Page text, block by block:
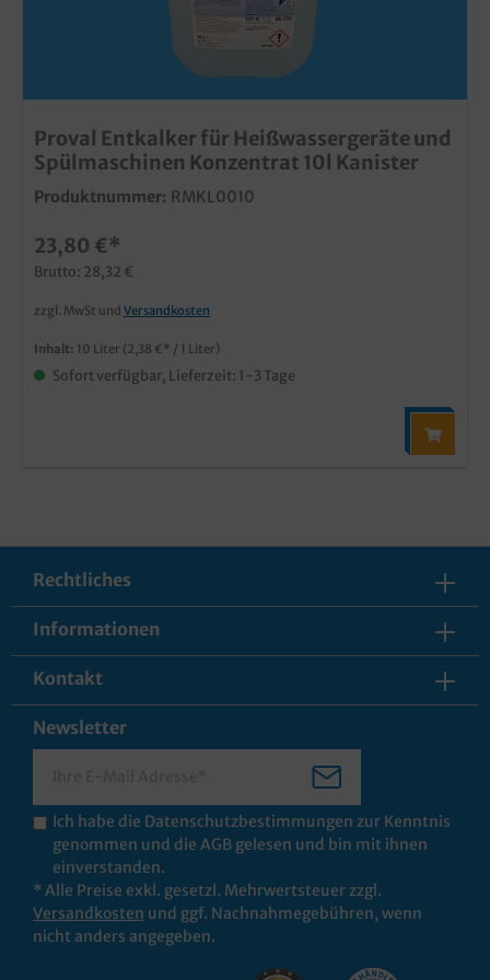
Proval Entkalker für Heißwassergeräte und
Spülmaschinen Konzentrat 10l Kanister
Produktnummer: RMKL0010
23,80 €*
Brutto: 28,32 €
zzgl. MwSt und Versandkosten
Inhalt: 10 Liter (2,38 €* / 1 Liter)
Sofort verfügbar, Lieferzeit: 1-3 Tage
Rechtliches
Informationen
Kontakt
Newsletter
Ich habe die Datenschutzbestimmungen zur Kenntnis
genommen und die AGB gelesen und bin mit ihnen
einverstanden.
* Alle Preise exkl. gesetzl. Mehrwertsteuer zzgl.
Versandkosten und ggf. Nachnahmegebühren, wenn
nicht anders angegeben.